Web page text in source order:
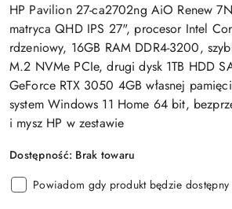
HP Pavilion 27-ca2702ng AiO Renew
matryca QHD IPS 27", procesor Intel
rdzeniowy, 16GB RAM DDR4-3200,
M.2 NVMe PCIe, drugi dysk 1TB HDD
GeForce RTX 3050 4GB własnej
system Windows 11 Home 64 bit,
i mysz HP w zestawie
Dostępność: Brak towaru
Powiadom gdy produkt będzie dostępny